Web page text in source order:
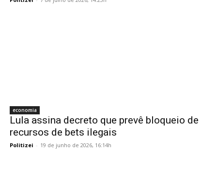
economia
Lula assina decreto que prevê bloqueio de
recursos de bets ilegais
Politizei - 19 de junho de 2026, 16:14h